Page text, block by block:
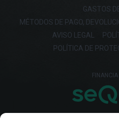
GASTOS
MÉTODOS DE PAGO,
AVISO LEGAL
POLÍTICA DE